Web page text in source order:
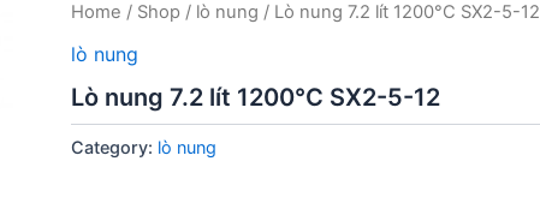
Home / Shop / lò nung / Lò nung 7.2 lít 1200°C SX2-5-12
lò nung
Lò nung 7.2 lít 1200°C SX2-5-12
Category: lò nung